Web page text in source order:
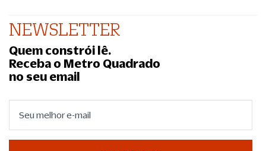
NEWSLETTER
Quem constrói lê.
Receba o Metro Quadrado
no seu email